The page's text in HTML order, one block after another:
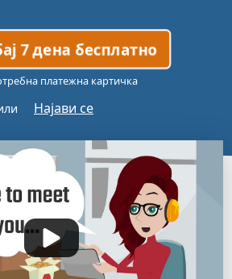
7 дена бесплатно
платежна картичка
Најави се